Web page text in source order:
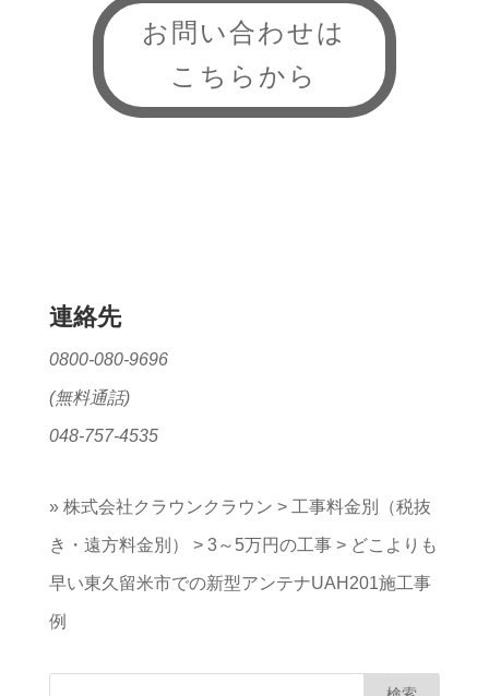
お問い合わせは
こちらから
連絡先
0800-080-9696
(無料通話)
048-757-4535
» 株式会社クラウンクラウン > 工事料金別（税抜
き・遠方料金別） > 3～5万円の工事> どこよりも
早い東久留米市での新型アンテナUAH201施工事
例